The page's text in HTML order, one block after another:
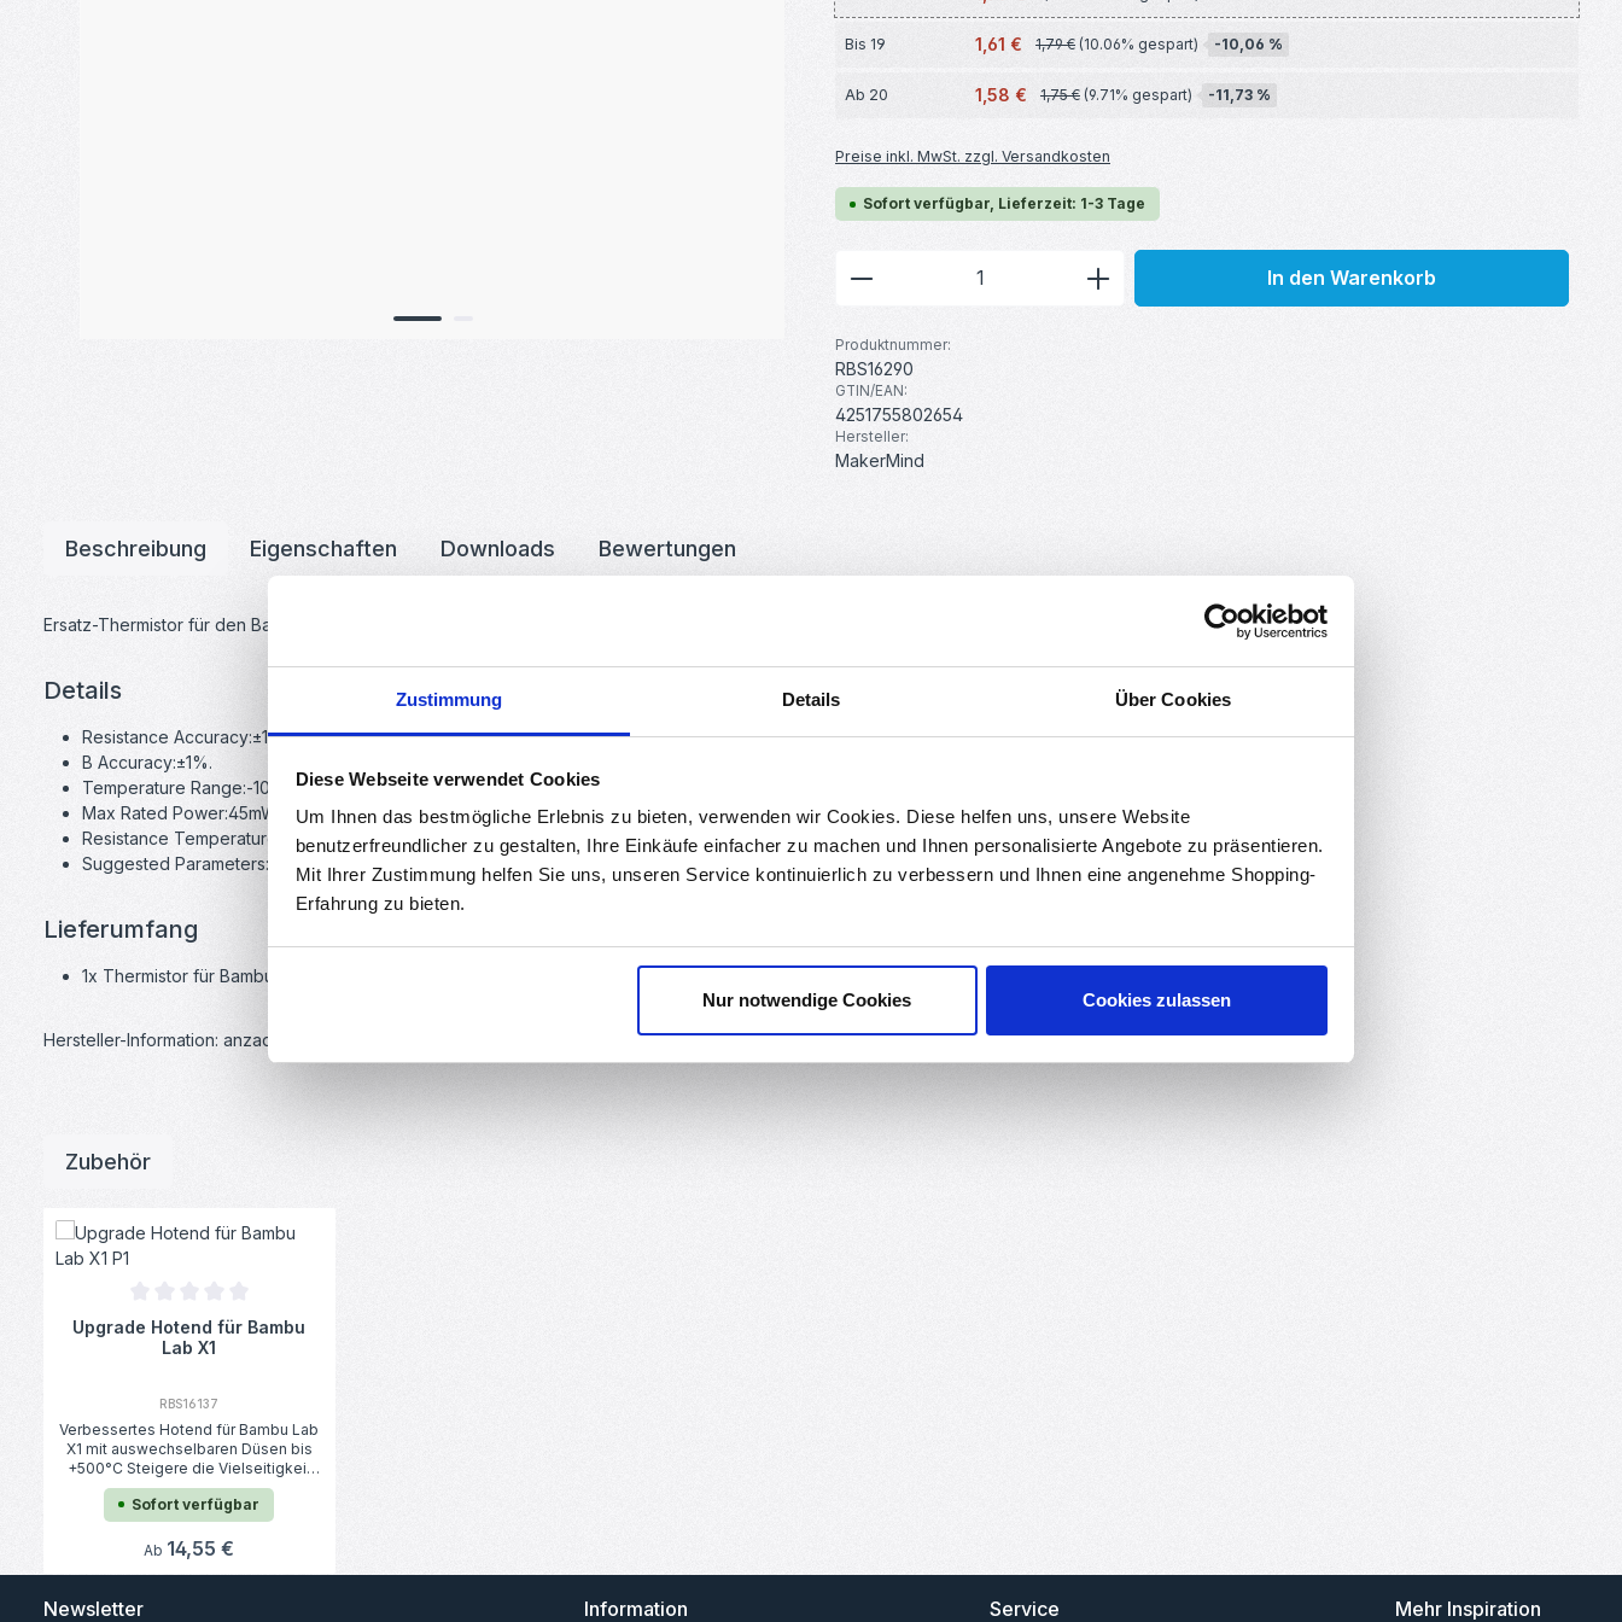
Zustimmung Details Über Cookies
Diese Webseite verwendet Cookies
Um Ihnen das bestmögliche Erlebnis zu bieten, verwenden wir Cookies. Diese helfen uns, unsere Website
benutzerfreundlicher zu gestalten, Ihre Einkäufe einfacher zu machen und Ihnen personalisierte Angebote zu präsentieren.
Mit Ihrer Zustimmung helfen Sie uns, unseren Service kontinuierlich zu verbessern und Ihnen eine angenehme Shopping-
Erfahrung zu bieten.
Nur notwendige Cookies Cookies zulassen
Bis 19 1,61 € 1,79 € (10.06% gespart) -10,06 %
Ab 20 1,58 € 1,75 € (9.71% gespart) -11,73 %
Preise inkl. MwSt. zzgl. Versandkosten
Sofort verfügbar, Lieferzeit: 1-3 Tage
Produkt Anzahl: Gib den gewünschten Wert ein oder
In den Warenkorb
Produktnummer:
RBS16290
GTIN/EAN:
4251755802654
Hersteller:
MakerMind
Beschreibung Eigenschaften Downloads Bewertungen
Ersatz-Thermistor für den Bambu Lab X1 3D-Drucker. Ebenfalls passend zum
Details
Resistance Accuracy:±1%,±2%,±3%.
B Accuracy:±1%.
Temperature Range:-10℃～+300℃.
Max Rated Power:45mW.
Resistance Temperature Coefficient:-2～-5%/℃.
Suggested Parameters:R25℃=100K B25/50=3950K(±1%).
Lieferumfang
1x Thermistor für Bambu Lab X1
Hersteller-Information: anzado GmbH, Römerstadt 2-4, 66121 Saarbrücken Deutschland, info@roboter-bausatz.de
Zubehör
Produktgalerie überspringen
Durchschnittliche Bewertung von 0 von 5 Sternen
Upgrade Hotend für Bambu
Lab X1
RBS16137
Verbessertes Hotend für Bambu Lab
X1 mit auswechselbaren Düsen bis
+500°C Steigere die Vielseitigkeit
deines Bambu Lab 3D-Druckers auf
ein ganz neues Niveau mit unserem
Upgrade Hotend! Dieses Hotend für
den Bambu Lab X1 und X1C wurde
speziell für Maker entwickelt, die
suchen, um ihre 3D-Druckprojekte zu
Sofort verfügbar
Regulärer Preis:
Ab 14,55 €
Newsletter Information Service Mehr Inspiration